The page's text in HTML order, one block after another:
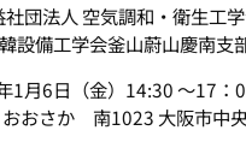
人 空気調和・衛生工学
学会釜山蔚山慶南支部
月6日（金）14:30 ～17：
か 南1023 大阪市中央